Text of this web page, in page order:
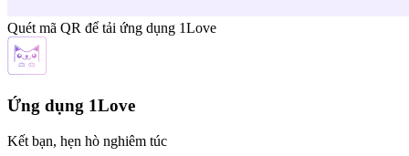
Quét mã QR để tải ứng dụng 1Love
Ứng dụng 1Love
Kết bạn, hẹn hò nghiêm túc